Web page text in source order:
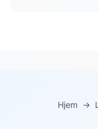
Hjem →